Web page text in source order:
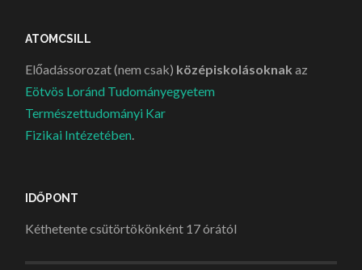
ATOMCSILL
Előadássorozat (nem csak) középiskolásoknak az
Eötvös Loránd Tudományegyetem
Természettudományi Kar
Fizikai Intézetében.
IDŐPONT
Kéthetente csütörtökönként 17 órától